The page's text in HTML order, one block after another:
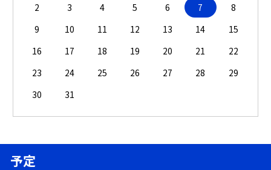
2
3 4 5 6 7
8
9
10 11 12 13 14
15
16
17 18 19 20 21
22
23
24 25 26 27 28
29
30
31
予定